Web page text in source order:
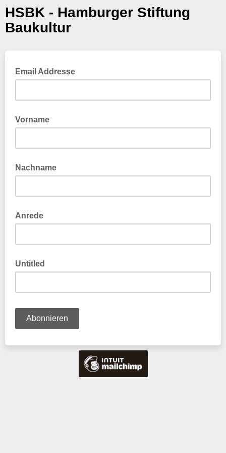
HSBK - Hamburger Stiftung
Baukultur
Email Addresse
Vorname
Nachname
Anrede
Untitled